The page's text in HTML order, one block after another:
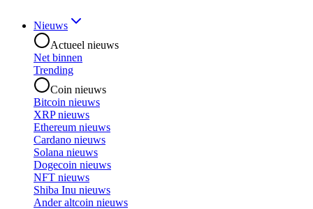
Nieuws
Actueel nieuws
Net binnen
Trending
Coin nieuws
Bitcoin nieuws
XRP nieuws
Ethereum nieuws
Cardano nieuws
Solana nieuws
Dogecoin nieuws
NFT nieuws
Shiba Inu nieuws
Ander altcoin nieuws